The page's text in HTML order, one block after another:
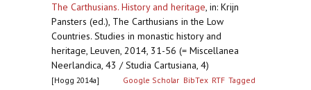
The Carthusians. History and heritage, in: Krijn
Pansters (ed.), The Carthusians in the Low
Countries. Studies in monastic history and
heritage, Leuven, 2014, 31-56 (= Miscellanea
Neerlandica, 43 / Studia Cartusiana, 4)
[Hogg 2014a] Google Scholar BibTex RTF Tagged